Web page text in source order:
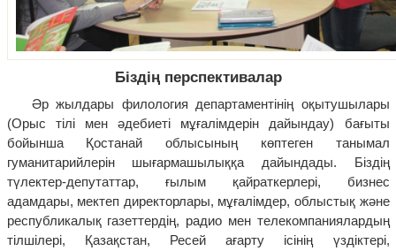
Біздің перспективалар
Әр жылдары филология департаментінің оқытушылары
(Орыс тілі мен әдебиеті мұғалімдерін дайындау) бағыты
бойынша Қостанай облысының көптеген танымал
гуманитарийлерін шығармашылыққа дайындады. Біздің
түлектер-депутаттар, ғылым қайраткерлері, бизнес
адамдары, мектеп директорлары, мұғалімдер, облыстық және
республикалық газеттердің, радио мен телекомпаниялардың
тілшілері, Қазақстан, Ресей ағарту ісінің үздіктері,